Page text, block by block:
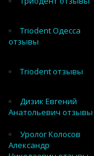
Triodent Одесса
отзывы
Triodent отзывы
Дизик Евгений
Анатольевич отзывы
Уролог Колосов
Александр